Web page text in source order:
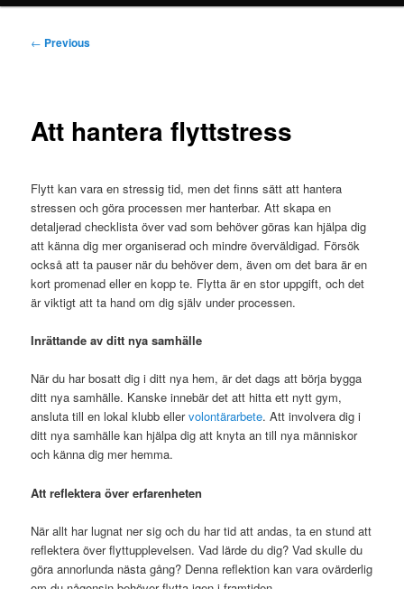
Post
← Previous
Att hantera flyttstress
Flytt kan vara en stressig tid, men det finns sätt att hantera
stressen och göra processen mer hanterbar. Att skapa en
detaljerad checklista över vad som behöver göras kan hjälpa dig
att känna dig mer organiserad och mindre överväldigad. Försök
också att ta pauser när du behöver dem, även om det bara är en
kort promenad eller en kopp te. Flytta är en stor uppgift, och det
är viktigt att ta hand om dig själv under processen.
Inrättande av ditt nya samhälle
När du har bosatt dig i ditt nya hem, är det dags att börja bygga
ditt nya samhälle. Kanske innebär det att hitta ett nytt gym,
ansluta till en lokal klubb ellervolontärarbete. Att involvera dig i
ditt nya samhälle kan hjälpa dig att knyta an till nya människor
och känna dig mer hemma.
Att reflektera över erfarenheten
När allt har lugnat ner sig och du har tid att andas, ta en stund att
reflektera över flyttupplevelsen. Vad lärde du dig? Vad skulle du
göra annorlunda nästa gång? Denna reflektion kan vara ovärderlig